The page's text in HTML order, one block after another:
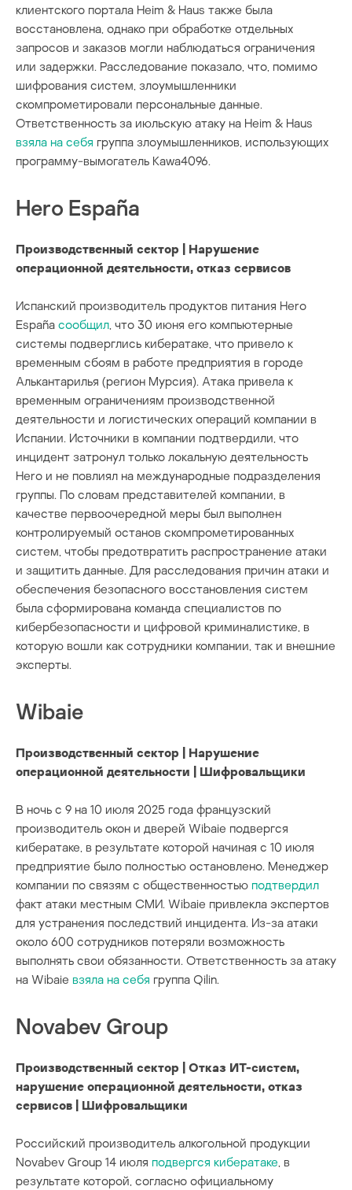
клиентского портала Heim & Haus также была
восстановлена, однако при обработке отдельных
запросов и заказов могли наблюдаться ограничения
или задержки. Расследование показало, что, помимо
шифрования систем, злоумышленники
скомпрометировали персональные данные.
Ответственность за июльскую атаку на Heim & Haus
взяла на себя группа злоумышленников, использующих
программу-вымогатель Kawa4096.
Hero España
Производственный сектор | Нарушение
операционной деятельности, отказ сервисов
Испанский производитель продуктов питания Hero
España сообщил, что 30 июня его компьютерные
системы подверглись кибератаке, что привело к
временным сбоям в работе предприятия в городе
Алькантарилья (регион Мурсия). Атака привела к
временным ограничениям производственной
деятельности и логистических операций компании в
Испании. Источники в компании подтвердили, что
инцидент затронул только локальную деятельность
Hero и не повлиял на международные подразделения
группы. По словам представителей компании, в
качестве первоочередной меры был выполнен
контролируемый останов скомпрометированных
систем, чтобы предотвратить распространение атаки
и защитить данные. Для расследования причин атаки и
обеспечения безопасного восстановления систем
была сформирована команда специалистов по
кибербезопасности и цифровой криминалистике, в
которую вошли как сотрудники компании, так и внешние
эксперты.
Wibaie
Производственный сектор | Нарушение
операционной деятельности | Шифровальщики
В ночь с 9 на 10 июля 2025 года французский
производитель окон и дверей Wibaie подвергся
кибератаке, в результате которой начиная с 10 июля
предприятие было полностью остановлено. Менеджер
компании по связям с общественностью подтвердил
факт атаки местным СМИ. Wibaie привлекла экспертов
для устранения последствий инцидента. Из-за атаки
около 600 сотрудников потеряли возможность
выполнять свои обязанности. Ответственность за атаку
на Wibaie взяла на себя группа Qilin.
Novabev Group
Производственный сектор | Отказ ИТ-систем,
нарушение операционной деятельности, отказ
сервисов | Шифровальщики
Российский производитель алкогольной продукции
Novabev Group 14 июля подвергся кибератаке, в
результате которой, согласно официальному